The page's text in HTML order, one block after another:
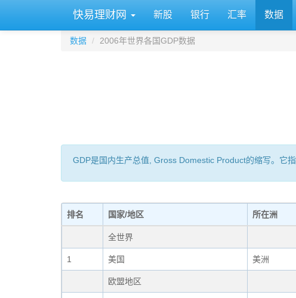
快易理财网 新股 银行 汇率 数据
数据 2006年世界各国GDP数据
GDP是国内生产总值, Gross Domestic Product的缩写。它
排名 国家/地区 所在洲
全世界
1 美国 美洲
欧盟地区